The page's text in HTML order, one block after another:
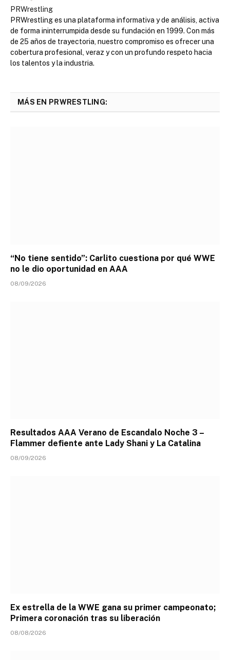
PRWrestling
PRWrestling es una plataforma informativa y de análisis, activa
de forma ininterrumpida desde su fundación en 1999. Con más
de 25 años de trayectoria, nuestro compromiso es ofrecer una
cobertura profesional, veraz y con un profundo respeto hacia
los talentos y la industria.
MÁS EN PRWRESTLING:
“No tiene sentido”: Carlito cuestiona por qué WWE
no le dio oportunidad en AAA
08/09/2026
Resultados AAA Verano de Escandalo Noche 3 –
Flammer defiente ante Lady Shani y La Catalina
08/09/2026
Ex estrella de la WWE gana su primer campeonato;
Primera coronación tras su liberación
08/08/2026